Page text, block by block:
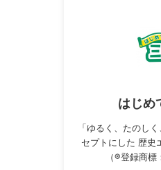
はじめ
「ゆるく、たのし
セプトにした 歴史
（®登録商標